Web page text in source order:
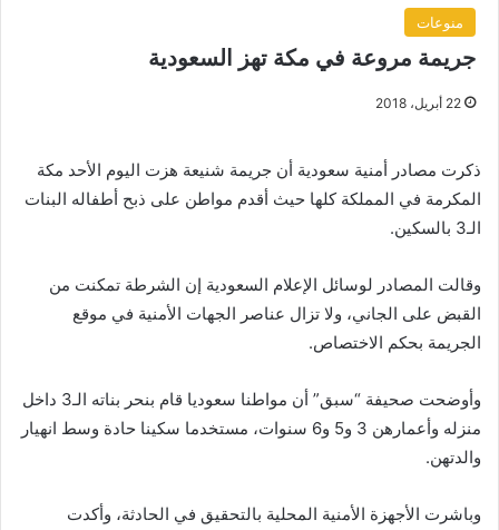
منوعات
جريمة مروعة في مكة تهز السعودية
22 أبريل، 2018
ذكرت مصادر أمنية سعودية أن جريمة شنيعة هزت اليوم الأحد مكة
المكرمة في المملكة كلها حيث أقدم مواطن على ذبح أطفاله البنات
الـ3 بالسكين.
وقالت المصادر لوسائل الإعلام السعودية إن الشرطة تمكنت من
القبض على الجاني، ولا تزال عناصر الجهات الأمنية في موقع
الجريمة بحكم الاختصاص.
وأوضحت صحيفة “سبق” أن مواطنا سعوديا قام بنحر بناته الـ3 داخل
منزله وأعمارهن 3 و5 و6 سنوات، مستخدما سكينا حادة وسط انهيار
والدتهن.
وباشرت الأجهزة الأمنية المحلية بالتحقيق في الحادثة، وأكدت